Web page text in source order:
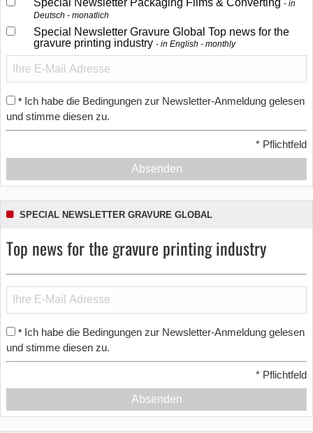
Special Newsletter Packaging Films & Converting
in
Deutsch - monatlich
Special Newsletter Gravure Global Top news for the
gravure printing industry
in English - monthly
* Ich habe die Bedingungen zur Newsletter-Anmeldung gelesen
und stimme diesen zu.
* Pflichtfeld
Absenden
SPECIAL NEWSLETTER GRAVURE GLOBAL
Top news for the gravure printing industry
* Ich habe die Bedingungen zur Newsletter-Anmeldung gelesen
und stimme diesen zu.
* Pflichtfeld
Absenden